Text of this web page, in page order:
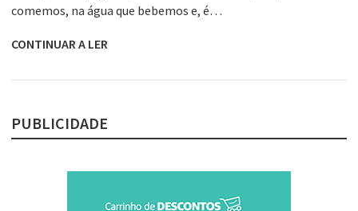
comemos, na água que bebemos e, é…
CONTINUAR A LER
PUBLICIDADE